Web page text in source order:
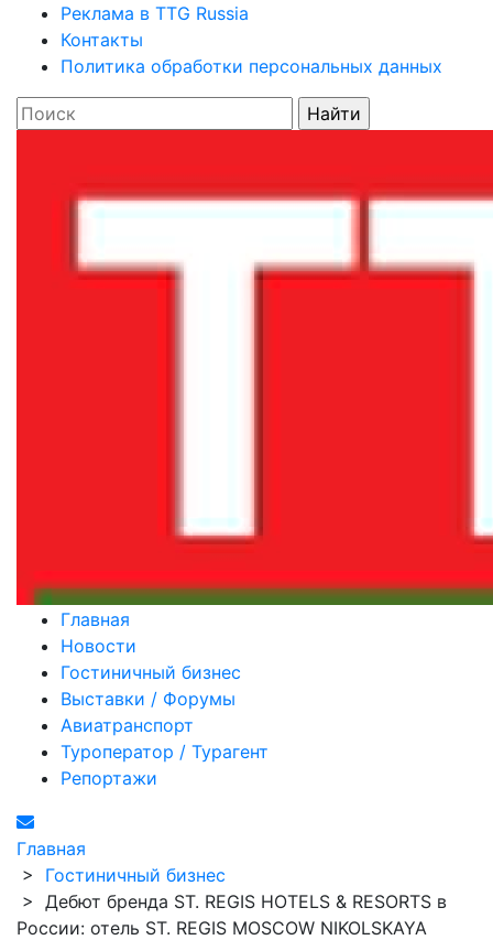
Реклама в TTG Russia
Контакты
Политика обработки персональных данных
Главная
Новости
Гостиничный бизнес
Выставки / Форумы
Авиатранспорт
Туроператор / Турагент
Репортажи
Главная
> Гостиничный бизнес
> Дебют бренда ST. REGIS HOTELS & RESORTS в
России: отель ST. REGIS MOSCOW NIKOLSKAYA